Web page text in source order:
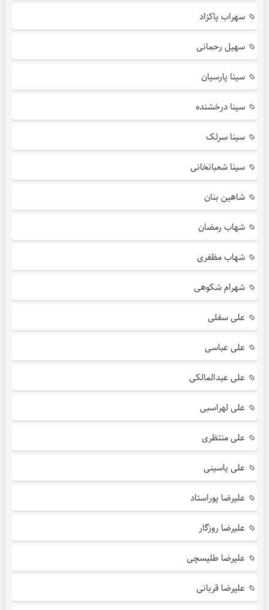
سهراب پاکزاد
سهیل رحمانی
سینا پارسیان
سینا درخشنده
سینا سرلک
سینا شعبانخانی
شاهین بنان
شهاب رمضان
شهاب مظفری
شهرام شکوهی
علی سفلی
علی عباسی
علی عبدالمالکی
علی لهراسبی
علی منتظری
علی یاسینی
علیرضا پوراستاد
علیرضا روزگار
علیرضا طلیسچی
علیرضا قربانی